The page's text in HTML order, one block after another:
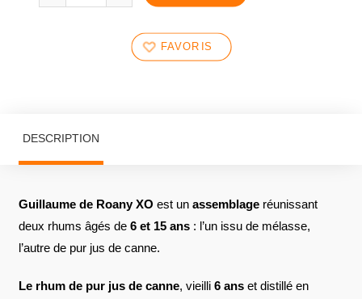
FAVORIS
DESCRIPTION
Guillaume de Roany XO est un assemblageréunissant
deux rhums âgés de 6 et 15 ans: l’un issu de mélasse,
l’autre de pur jus de canne.
Le rhum de pur jus de canne, vieilli 6 anset distillé en